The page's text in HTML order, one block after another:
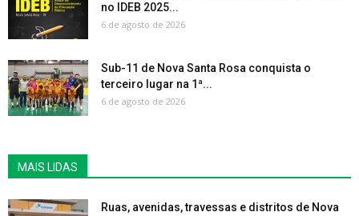
no IDEB 2025...
6 de agosto de 2026
Sub-11 de Nova Santa Rosa conquista o
terceiro lugar na 1ª...
6 de agosto de 2026
MAIS LIDAS
Ruas, avenidas, travessas e distritos de Nova